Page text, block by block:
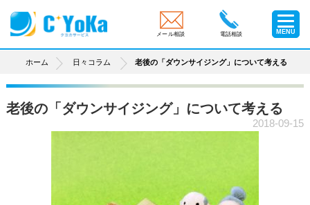
メール相談 電話相談 MENU
ホーム 日々コラム 老後の「ダウンサイジング」について考える
老後の「ダウンサイジング」について考える
2018-09-15